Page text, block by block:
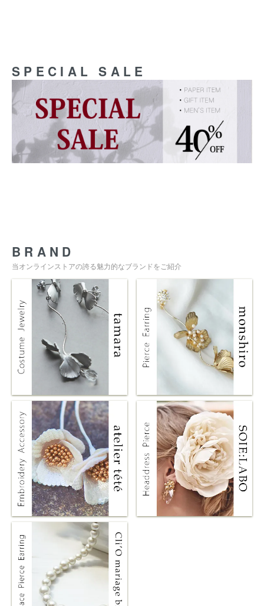
SPECIAL SALE
BRAND
当オンラインストアの誇る魅力的なブランドをご紹介